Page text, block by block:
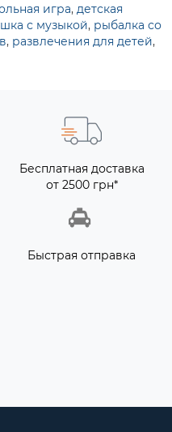
игра, детская
с музыкой, рыбалка со
, развлечения для детей,
Бесплатная доставка
от 2500 грн*
Быстрая отправка